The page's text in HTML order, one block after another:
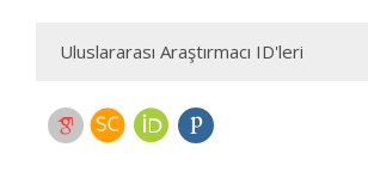
Uluslararası Araştırmacı ID'leri